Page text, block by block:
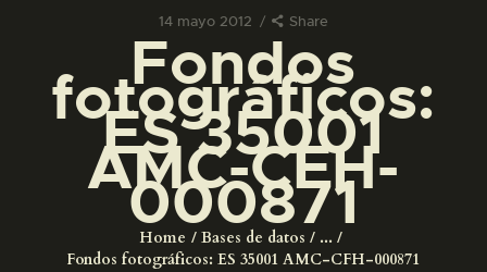
14 mayo 2012 Share
Fondos
fotográficos:
ES 35001
AMC-CFH-
000871
Home Bases de datos
...
Fondos fotográficos: ES 35001 AMC-CFH-000871
PREPARAR LA VISITA
ACTIVIDADES
█
EL MUSEO